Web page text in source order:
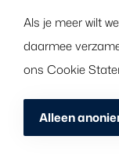
Als je meer wilt
daarmee
ons Cookie
Alleen